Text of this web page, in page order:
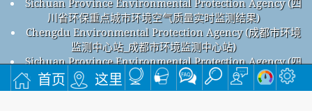
首页 这里
川省环保重点城市环境空气质量实时监测结果)
Chengdu Environmental Protection Agency (成都市环境
监测中心站_成都市环境监测中心站)
Sichuan Province Environmental Protection Agency (四
川省环保重点城市环境空气质量实时监测结果)
成都大石西路空气污染